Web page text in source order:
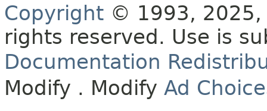
Copyright © 1993,
rights reserved. Use is
Documentation
Modify . Modify Ad